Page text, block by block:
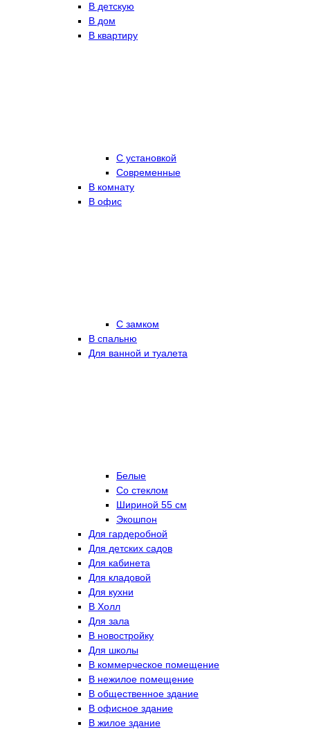
В детскую
В дом
В квартиру
С установкой
Современные
В комнату
В офис
С замком
В спальню
Для ванной и туалета
Белые
Со стеклом
Шириной 55 см
Экошпон
Для гардеробной
Для детских садов
Для кабинета
Для кладовой
Для кухни
В Холл
Для зала
В новостройку
Для школы
В коммерческое помещение
В нежилое помещение
В общественное здание
В офисное здание
В жилое здание